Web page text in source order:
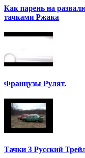
Как парень на
тачками Ржака
Французы Рулят.
Тачки 3 Русский